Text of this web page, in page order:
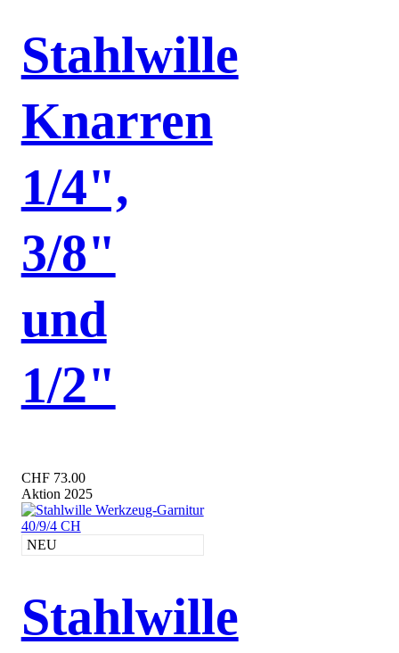
Stahlwille
Knarren
1/4",
3/8"
und
1/2"
CHF 73.00
Aktion 2025
NEU
Stahlwille